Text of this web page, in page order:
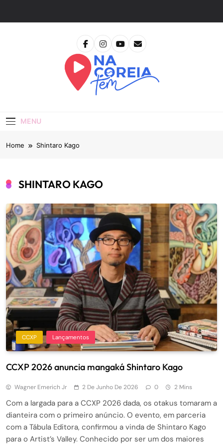
MENU
Home Shintaro Kago
SHINTARO KAGO
CCXP Lançamentos
CCXP 2026 anuncia mangaká Shintaro Kago
Wagner Emerich Jr 2 De Junho De 2026 0 2 Mins
Com a largada para a CCXP 2026 dada, os otakus tomaram a
dianteira com o primeiro anúncio. O evento, em parceria
com a Tábula Editora, confirmou a vinda de Shintaro Kago
para o Artist’s Valley. Conhecido por ser um dos maiores